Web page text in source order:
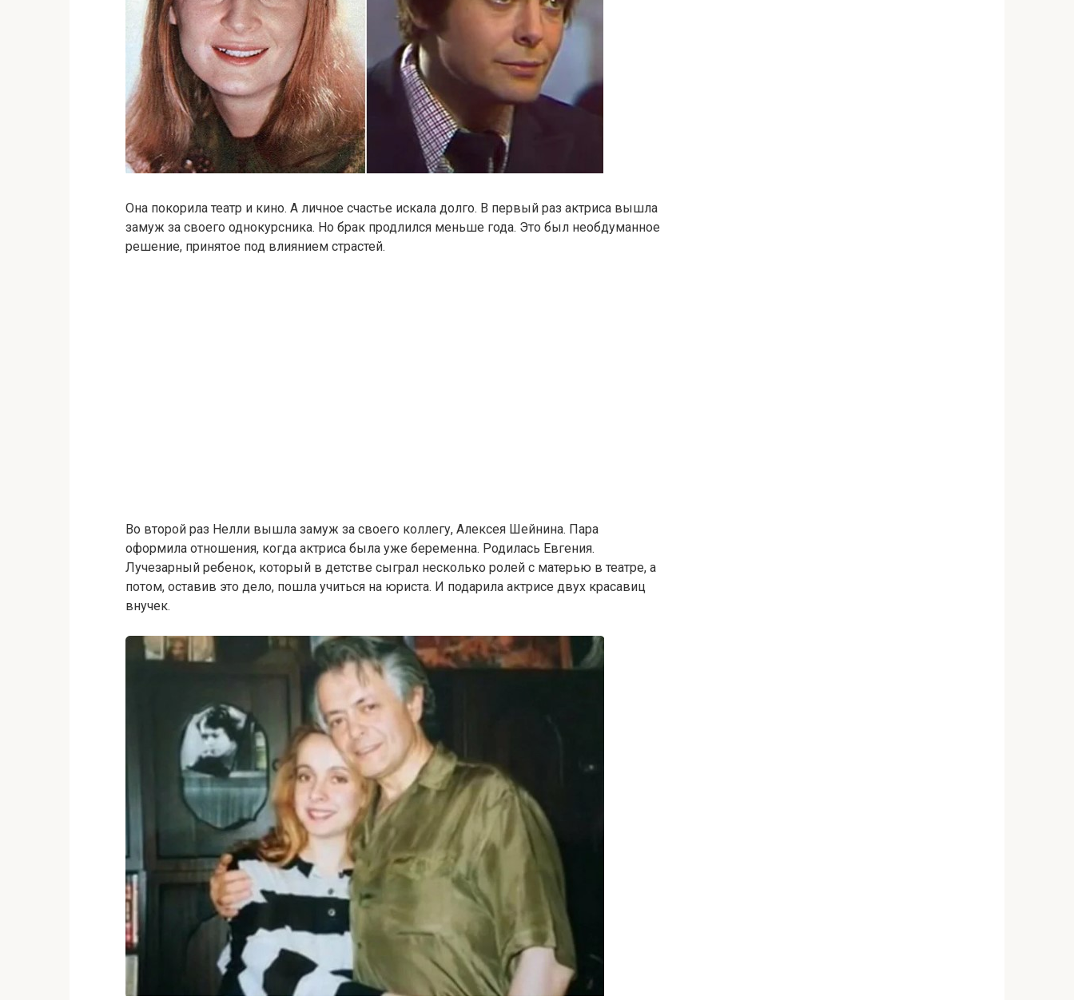
Она покорила театр и кино. А личное счастье искала долго. В первый раз актриса вышла
замуж за своего однокурсника. Но брак продлился меньше года. Это был необдуманное
решение, принятое под влиянием страстей.
Во второй раз Нелли вышла замуж за своего коллегу, Алексея Шейнина. Пара
оформила отношения, когда актриса была уже беременна. Родилась Евгения.
Лучезарный ребенок, который в детстве сыграл несколько ролей с матерью в театре, а
потом, оставив это дело, пошла учиться на юриста. И подарила актрисе двух красавиц
внучек.